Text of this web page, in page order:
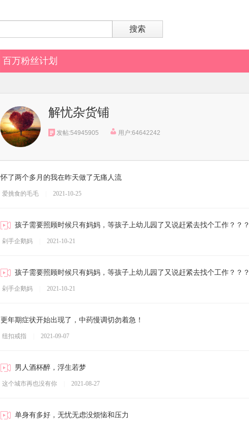
搜索
百万粉丝计划
解忧杂货铺
发帖:54945905 用户:64642242
怀了两个多月的我在昨天做了无痛人流
爱挑食的毛毛 2021-10-25
孩子需要照顾时候只有妈妈，等孩子上幼儿园了又说赶紧去找个工作？？？
剁手企鹅妈 2021-10-21
孩子需要照顾时候只有妈妈，等孩子上幼儿园了又说赶紧去找个工作？？？
剁手企鹅妈 2021-10-21
更年期症状开始出现了，中药慢调切勿着急！
纽扣戒指 2021-09-07
男人酒杯醉，浮生若梦
这个城市再也没有你 2021-08-27
单身有多好，无忧无虑没烦恼和压力